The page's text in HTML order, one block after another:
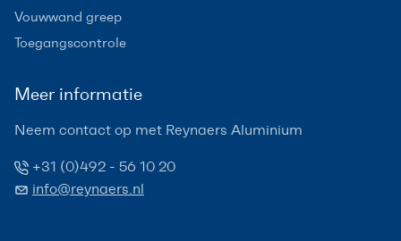
Vouwwand greep
Toegangscontrole
Meer informatie
Neem contact op met Reynaers Aluminium
+31 (0)492 - 56 10 20
info@reynaers.nl